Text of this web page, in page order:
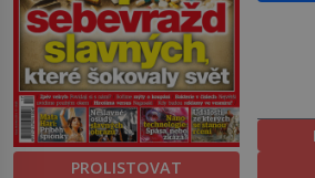
PROLISTOVAT